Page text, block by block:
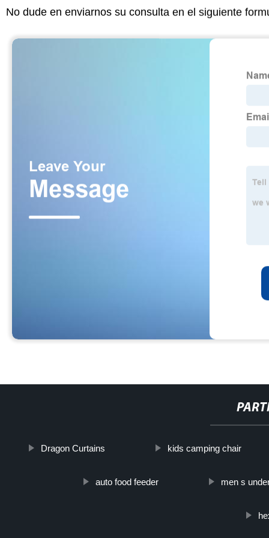
No dude en enviarnos su consulta en el siguiente
Dragon Curtains kids camping chair
auto food feeder men s